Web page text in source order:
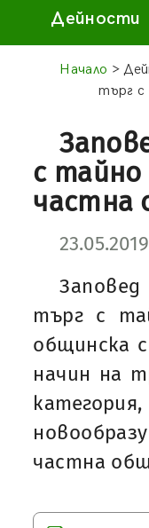
Дейности
Начало >
търг с
с тайно
частна
23.05.2019
Заповед
търг с
общинска
начин на
частна